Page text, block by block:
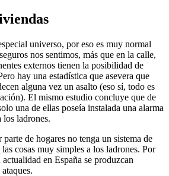
universo, por eso es muy normal
nos sentimos, más que en la calle,
externos tienen la posibilidad de
hay una estadística que asevera que
alguna vez un asalto (eso sí, todo es
El mismo estudio concluye que de
una de ellas poseía instalada una alarma
los ladrones.
de hogares no tenga un sistema de
cosas muy simples a los ladrones. Por
en España se produzcan